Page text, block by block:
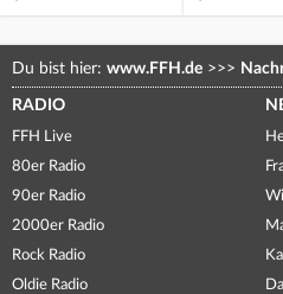
Du bist hier: www.FFH.de >>>
RADIO
FFH Live
80er Radio
90er Radio
2000er Radio
Rock Radio
Oldie Radio